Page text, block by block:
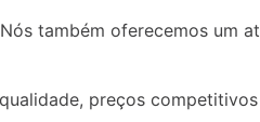
também oferecemos um
preços